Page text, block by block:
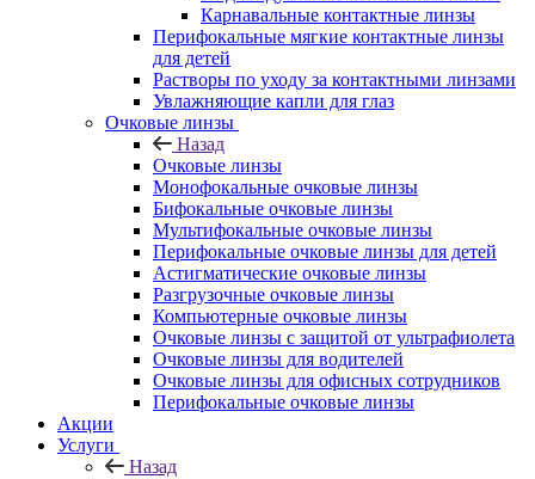
Карнавальные контактные линзы
Перифокальные мягкие контактные линзы
для детей
Растворы по уходу за контактными линзами
Увлажняющие капли для глаз
Очковые линзы
Назад
Очковые линзы
Монофокальные очковые линзы
Бифокальные очковые линзы
Мультифокальные очковые линзы
Перифокальные очковые линзы для детей
Астигматические очковые линзы
Разгрузочные очковые линзы
Компьютерные очковые линзы
Очковые линзы с защитой от ультрафиолета
Очковые линзы для водителей
Очковые линзы для офисных сотрудников
Перифокальные очковые линзы
Акции
Услуги
Назад